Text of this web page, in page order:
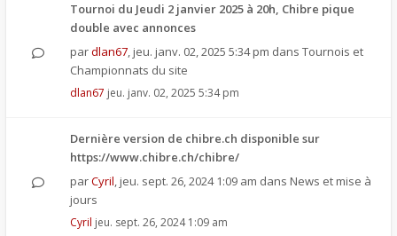
Tournoi du Jeudi 2 janvier 2025 à 20h, Chibre pique
double avec annonces
pardlan67, jeu. janv. 02, 2025 5:34 pm dans Tournois et
Championnats du site
dlan67 jeu. janv. 02, 2025 5:34 pm
Dernière version de chibre.ch disponible sur
https://www.chibre.ch/chibre/
parCyril, jeu. sept. 26, 2024 1:09 am dans News et mise à
jours
Cyril jeu. sept. 26, 2024 1:09 am